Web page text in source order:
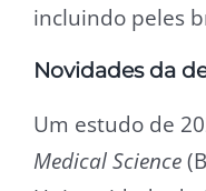
incluindo peles
Novidades da
Um estudo de
Medical Science